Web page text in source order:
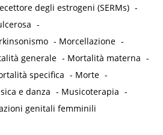
degli estrogeni (SERMs) -
-
- Morcellazione -
generale - Mortalità materna -
specifica - Morte -
e danza - Musicoterapia -
genitali femminili